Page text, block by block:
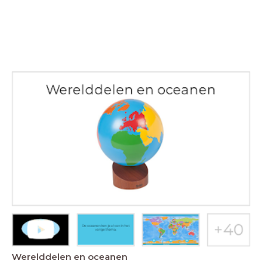
Werelddelen en oceanen